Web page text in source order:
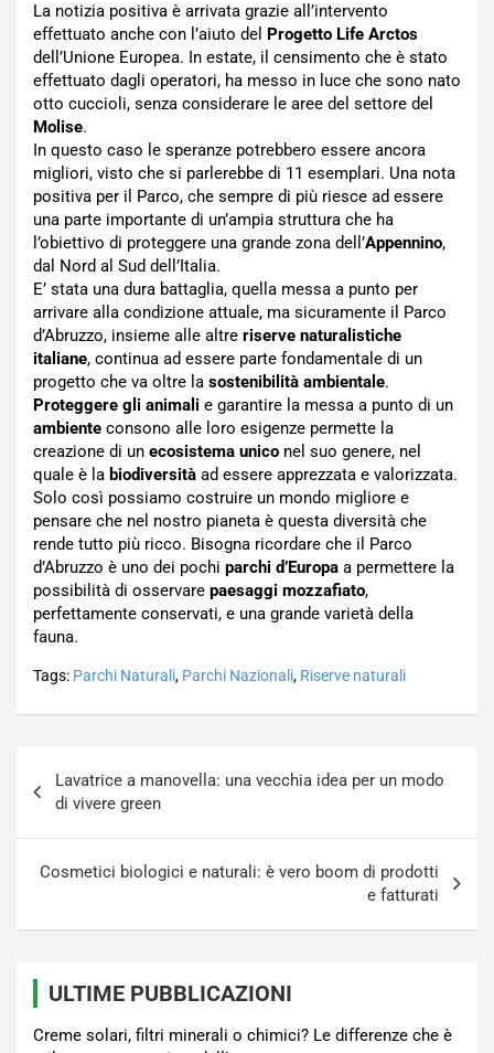
La notizia positiva è arrivata grazie all’intervento
effettuato anche con l’aiuto del Progetto Life Arctos
dell’Unione Europea. In estate, il censimento che è stato
effettuato dagli operatori, ha messo in luce che sono nato
otto cuccioli, senza considerare le aree del settore del
Molise.
In questo caso le speranze potrebbero essere ancora
migliori, visto che si parlerebbe di 11 esemplari. Una nota
positiva per il Parco, che sempre di più riesce ad essere
una parte importante di un’ampia struttura che ha
l’obiettivo di proteggere una grande zona dell’Appennino,
dal Nord al Sud dell’Italia.
E’ stata una dura battaglia, quella messa a punto per
arrivare alla condizione attuale, ma sicuramente il Parco
d’Abruzzo, insieme alle altre riserve naturalistiche
italiane, continua ad essere parte fondamentale di un
progetto che va oltre la sostenibilità ambientale.
Proteggere gli animali e garantire la messa a punto di un
ambiente consono alle loro esigenze permette la
creazione di un ecosistema unico nel suo genere, nel
quale è la biodiversità ad essere apprezzata e valorizzata.
Solo così possiamo costruire un mondo migliore e
pensare che nel nostro pianeta è questa diversità che
rende tutto più ricco. Bisogna ricordare che il Parco
d’Abruzzo è uno dei pochi parchi d’Europa a permettere la
possibilità di osservare paesaggi mozzafiato,
perfettamente conservati, e una grande varietà della
fauna.
Tags: Parchi Naturali, Parchi Nazionali, Riserve naturali
articoli
Lavatrice a manovella: una vecchia idea per un modo
di vivere green
Cosmetici biologici e naturali: è vero boom di prodotti
e fatturati
ULTIME PUBBLICAZIONI
Creme solari, filtri minerali o chimici? Le differenze che è